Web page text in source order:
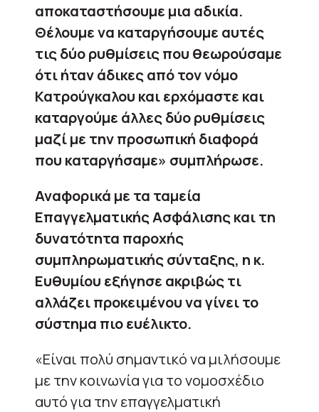
αποκαταστήσουμε μια αδικία.
Θέλουμε να καταργήσουμε αυτές
τις δύο ρυθμίσεις που θεωρούσαμε
ότι ήταν άδικες από τον νόμο
Κατρούγκαλου και ερχόμαστε και
καταργούμε άλλες δύο ρυθμίσεις
μαζί με την προσωπική διαφορά
που καταργήσαμε» συμπλήρωσε.
Αναφορικά με τα ταμεία
Επαγγελματικής Ασφάλισης και τη
δυνατότητα παροχής
συμπληρωματικής σύνταξης, η κ.
Ευθυμίου εξήγησε ακριβώς τι
αλλάζει προκειμένου να γίνει το
σύστημα πιο ευέλικτο.
«Είναι πολύ σημαντικό να μιλήσουμε
με την κοινωνία για το νομοσχέδιο
αυτό για την επαγγελματική